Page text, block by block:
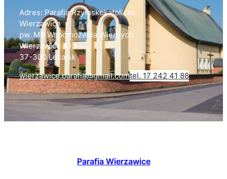
Adres: Parafia Rzymskokatolicka
Wierzawice
pw. MB Wspomożenia Wiernych
Wierzawice 413
37-300 Leżajsk
wierzawice.parafia@gmail.comtel. 17 242 41 88
Parafia Wierzawice